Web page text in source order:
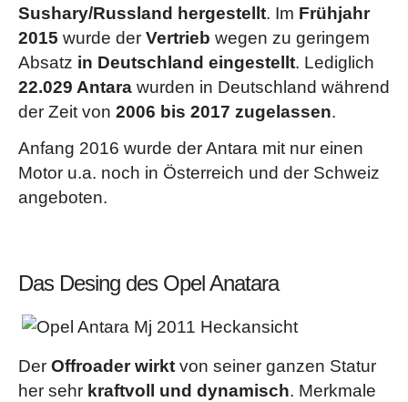
Sushary/Russland hergestellt. Im Frühjahr
2015 wurde der Vertrieb wegen zu geringem
Absatz in Deutschland eingestellt. Lediglich
22.029 Antara wurden in Deutschland während
der Zeit von 2006 bis 2017 zugelassen.
Anfang 2016 wurde der Antara mit nur einen
Motor u.a. noch in Österreich und der Schweiz
angeboten.
Das Desing des Opel Anatara
Der Offroader wirkt von seiner ganzen Statur
her sehr kraftvoll und dynamisch. Merkmale